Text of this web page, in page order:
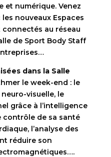
et numérique. Venez
nouveaux Espaces
au réseau
de Sport Body Staff
dans la Salle
le week-end : le
visuelle, le
grâce à l’intelligence
contrôle de sa santé
l’analyse des
réduire son